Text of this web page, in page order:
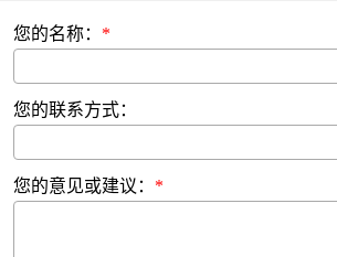
服务价格
赞助
您的名称：
您的联系方式：
您的意见或建议：